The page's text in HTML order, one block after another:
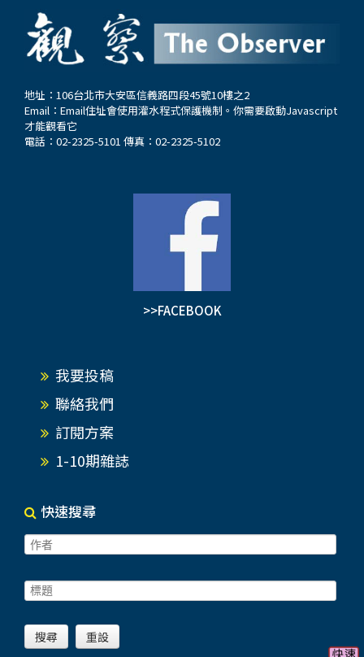
地址：106台北市大安區信義路四段45號10樓之2
Email： Email住址會使用灌水程式保護機制。你需要啟動Javascript
才能觀看它
電話：02-2325-5101 傳真：02-2325-5102
>>FACEBOOK
我要投稿
聯絡我們
訂閱方案
1-10期雜誌
快速搜尋